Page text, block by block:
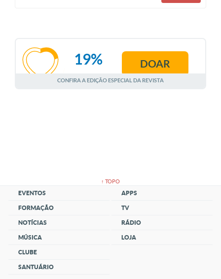
AGOSTO
19% DOAR
CONFIRA A EDIÇÃO ESPECIAL DA REVISTA
↑ TOPO
EVENTOS
FORMAÇÃO
NOTÍCIAS
MÚSICA
CLUBE
SANTUÁRIO
APPS
TV
RÁDIO
LOJA